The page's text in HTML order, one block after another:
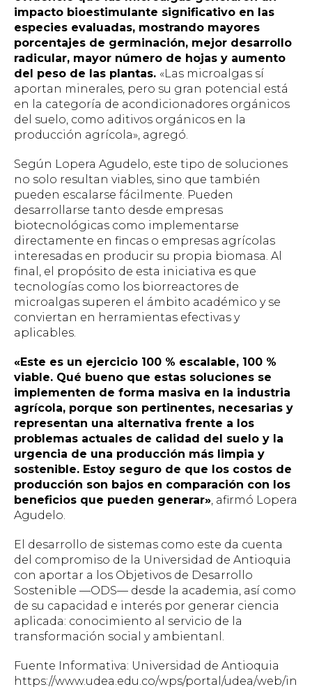
impacto bioestimulante significativo en las
especies evaluadas, mostrando mayores
porcentajes de germinación, mejor desarrollo
radicular, mayor número de hojas y aumento
del peso de las plantas. «Las microalgas sí
aportan minerales, pero su gran potencial está
en la categoría de acondicionadores orgánicos
del suelo, como aditivos orgánicos en la
producción agrícola», agregó.
Según Lopera Agudelo, este tipo de soluciones
no solo resultan viables, sino que también
pueden escalarse fácilmente. Pueden
desarrollarse tanto desde empresas
biotecnológicas como implementarse
directamente en fincas o empresas agrícolas
interesadas en producir su propia biomasa. Al
final, el propósito de esta iniciativa es que
tecnologías como los biorreactores de
microalgas superen el ámbito académico y se
conviertan en herramientas efectivas y
aplicables.
«Este es un ejercicio 100 % escalable, 100 %
viable. Qué bueno que estas soluciones se
implementen de forma masiva en la industria
agrícola, porque son pertinentes, necesarias y
representan una alternativa frente a los
problemas actuales de calidad del suelo y la
urgencia de una producción más limpia y
sostenible. Estoy seguro de que los costos de
producción son bajos en comparación con los
beneficios que pueden generar», afirmó Lopera
Agudelo.
El desarrollo de sistemas como este da cuenta
del compromiso de la Universidad de Antioquia
con aportar a los Objetivos de Desarrollo
Sostenible —ODS— desde la academia, así como
de su capacidad e interés por generar ciencia
aplicada: conocimiento al servicio de la
transformación social y ambientanl.
Fuente Informativa: Universidad de Antioquia
https://www.udea.edu.co/wps/portal/udea/web/in